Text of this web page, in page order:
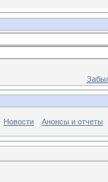
Новости Анонсы и отчеты